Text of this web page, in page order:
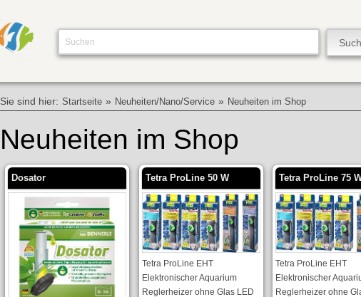
Sie sind hier: Startseite » Neuheiten/Nano/Service » Neuheiten im Shop
Neuheiten im Shop
Dosator Tetra ProLine 50 W
Tetra ProLine EHT
Elektronischer Aquarium
Reglerheizer ohne Glas LED
Tetra ProLine 75
Tetra ProLine EHT
Elektronischer
Reglerheizer ohne